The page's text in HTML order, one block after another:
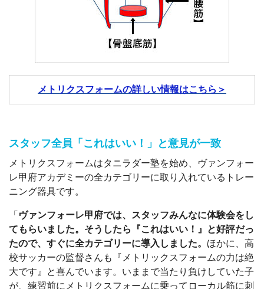
メトリクスフォームの詳しい情報はこちら＞
スタッフ全員「これはいい！」と意見が一致
メトリクスフォームはタニラダー塾を始め、ヴァンフォー
レ甲府アカデミーの全カテゴリーに取り入れているトレー
ニング器具です。
「 ヴァンフォーレ甲府では、スタッフみんなに体験会をし
てもらいました。そうしたら『これはいい！』と好評だっ
たので、すぐに全カテゴリーに導入しました。 ほかに、高
校サッカーの監督さんも『メトリックスフォームの力は絶
大です』と喜んでいます。いままで当たり負けしていた子
が、練習前にメトリクスフォームに乗ってローカル筋に刺